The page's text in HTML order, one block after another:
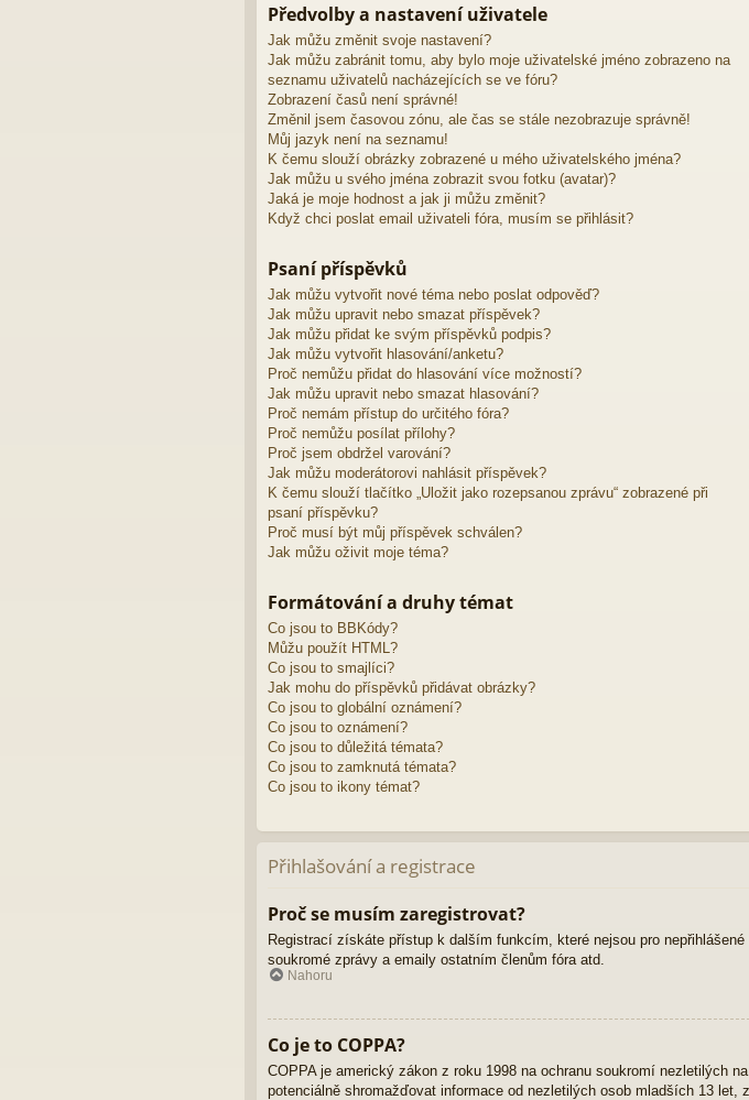
Předvolby a nastavení uživatele
Jak můžu změnit svoje nastavení?
Jak můžu zabránit tomu, aby bylo moje uživatelské jméno zobrazeno na
seznamu uživatelů nacházejících se ve fóru?
Zobrazení časů není správné!
Změnil jsem časovou zónu, ale čas se stále nezobrazuje správně!
Můj jazyk není na seznamu!
K čemu slouží obrázky zobrazené u mého uživatelského jména?
Jak můžu u svého jména zobrazit svou fotku (avatar)?
Jaká je moje hodnost a jak ji můžu změnit?
Když chci poslat email uživateli fóra, musím se přihlásit?
Psaní příspěvků
Jak můžu vytvořit nové téma nebo poslat odpověď?
Jak můžu upravit nebo smazat příspěvek?
Jak můžu přidat ke svým příspěvků podpis?
Jak můžu vytvořit hlasování/anketu?
Proč nemůžu přidat do hlasování více možností?
Jak můžu upravit nebo smazat hlasování?
Proč nemám přístup do určitého fóra?
Proč nemůžu posílat přílohy?
Proč jsem obdržel varování?
Jak můžu moderátorovi nahlásit příspěvek?
K čemu slouží tlačítko „Uložit jako rozepsanou zprávu“ zobrazené při
psaní příspěvku?
Proč musí být můj příspěvek schválen?
Jak můžu oživit moje téma?
Formátování a druhy témat
Co jsou to BBKódy?
Můžu použít HTML?
Co jsou to smajlíci?
Jak mohu do příspěvků přidávat obrázky?
Co jsou to globální oznámení?
Co jsou to oznámení?
Co jsou to důležitá témata?
Co jsou to zamknutá témata?
Co jsou to ikony témat?
Přihlašování a registrace
Proč se musím zaregistrovat?
Registrací získáte přístup k dalším funkcím, které nejsou pro
soukromé zprávy a emaily ostatním členům fóra atd.
Nahoru
Co je to COPPA?
COPPA je americký zákon z roku 1998 na ochranu soukromí nezletilých
potenciálně shromažďovat informace od nezletilých osob mladších 13